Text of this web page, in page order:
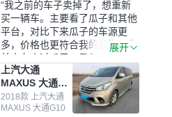
“我之前的车子卖掉了，想重新
买一辆车。主要看了瓜子和其他
平台，对比下来瓜子的车源更
多，价格也更符合我的预期。之
前卖车来过瓜子，虽然价格没谈
成，但APP一直留着。瓜子毕竟
是大平台，整体印象还好。我最
终买了一台上汽大通，18年的
车，公里数9万多，符合我的要
展开
上汽大通
MAXUS 大通
G10
2018款 上汽大通
MAXUS 大通G10